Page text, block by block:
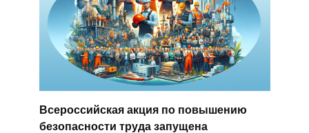
Всероссийская акция по повышению
безопасности труда запущена